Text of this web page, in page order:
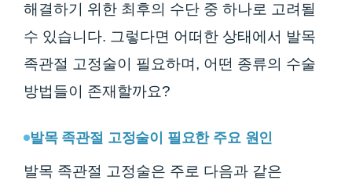
해결하기 위한 최후의 수단 중 하나로 고려될
수 있습니다. 그렇다면 어떠한 상태에서 발목
족관절 고정술이 필요하며, 어떤 종류의 수술
방법들이 존재할까요?
발목 족관절 고정술이 필요한 주요 원인
발목 족관절 고정술은 주로 다음과 같은